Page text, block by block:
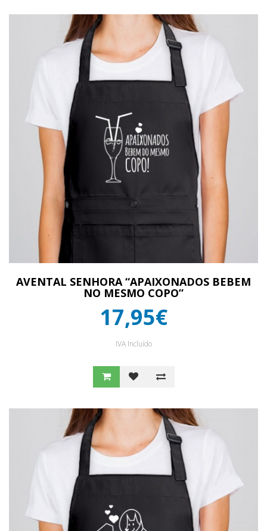
AVENTAL SENHORA “APAIXONADOS BEBEM
NO MESMO COPO”
17,95€
IVA Incluído